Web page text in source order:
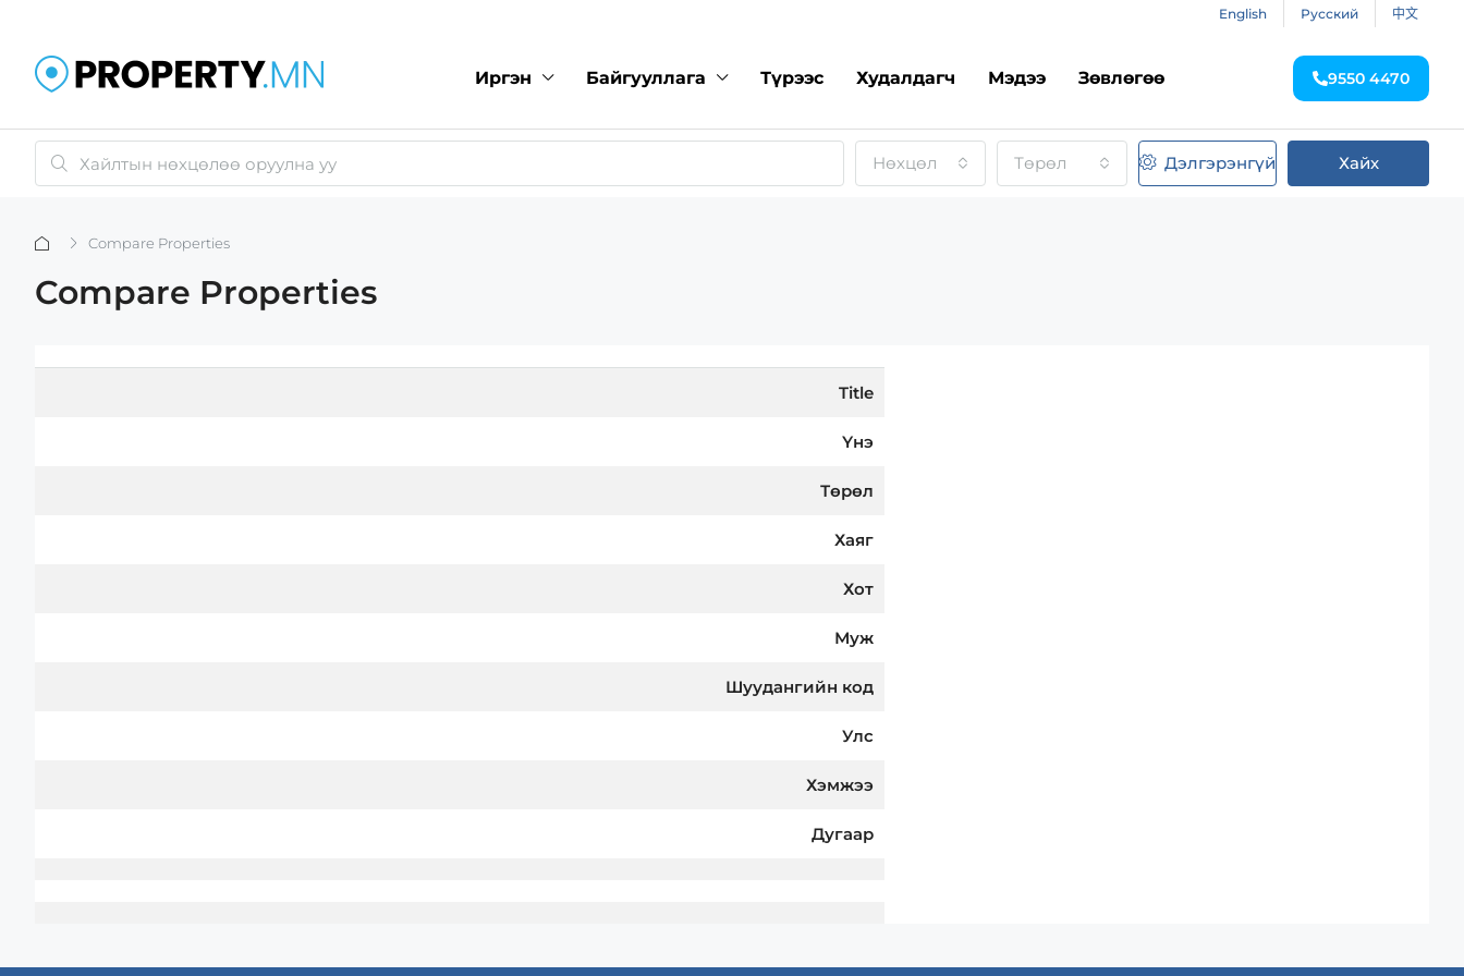
English Русский 中文
Иргэн Байгууллага Түрээс Худалдагч Мэдээ Зөвлөгөө 9550 4470
Нөхцөл Төрөл Дэлгэрэнгүй Хайх
Compare Properties
Compare Properties
Title
Үнэ
Төрөл
Хаяг
Хот
Муж
Шуудангийн код
Улс
Хэмжээ
Дугаар